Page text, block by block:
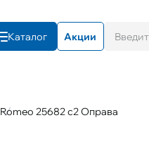
Каталог Акции
Romeo 25682 с2 Оправа